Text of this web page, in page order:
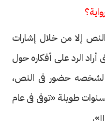
إلا من خلال إشارات
أراد الرد على أفكاره حول
لشخصه حضور فى النص،
طويلة «توفى فى عام